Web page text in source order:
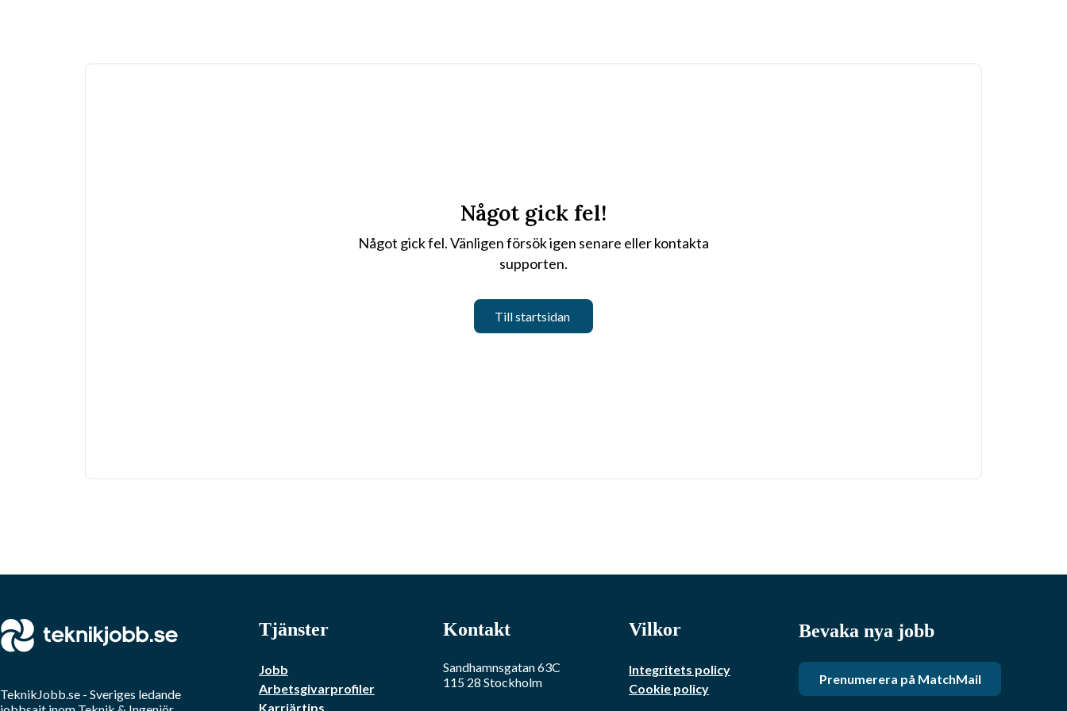
Något gick fel!
Något gick fel. Vänligen försök igen senare eller kontakta
supporten.
Till startsidan
TeknikJobb.se - Sveriges ledande
Tjänster
Jobb
Arbetsgivarprofiler
Karriärtips
Kontakt
Sandhamnsgatan 63C
115 28 Stockholm
Vilkor
Integritets policy
Cookie policy
Bevaka nya jobb
Prenumerera på MatchMail